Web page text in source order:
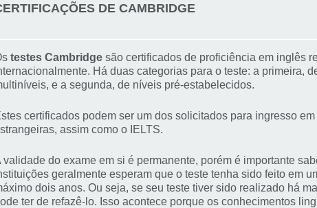
DE CAMBRIDGE
testes Cambridge são certificados de proficiência em inglês
Há duas categorias para o teste: a primeira,
e a segunda, de níveis pré-estabelecidos.
certificados podem ser um dos solicitados para ingresso
assim como o IELTS.
validade do exame em si é permanente, porém é importante
geralmente esperam que o teste tenha sido feito em
dois anos. Ou seja, se seu teste tiver sido realizado há
ter de refazê-lo. Isso acontece porque os conhecimentos